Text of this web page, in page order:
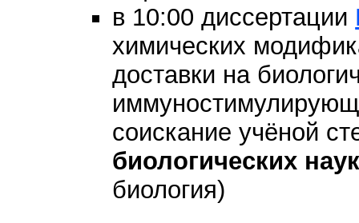
в 10:00 диссертации
химических
доставки на
соискание учёной
биологических
биология)